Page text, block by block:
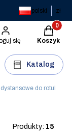
polski zł
się Koszyk
Katalog
do rotul
Produkty: 15